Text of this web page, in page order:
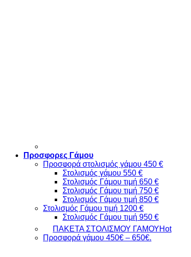
Προσφορες Γάμου
Προσφορά στολισμός γάμου 450 €
Στολισμός γάμου 550 €
Στολισμός Γάμου τιμή 650 €
Στολισμός Γάμου τιμή 750 €
Στολισμός Γάμου τιμή 850 €
Στολισμός Γάμου τιμή 1200 €
Στολισμός Γάμου τιμή 950 €
ΠΑΚΕΤΑ ΣΤΟΛΙΣΜΟΥ ΓΑΜΟΥ
Προσφορά γάμου 450€ – 650€.